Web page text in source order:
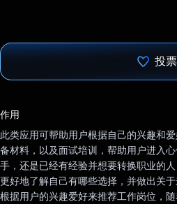
投票
作用
此类应用可帮助用户根据自己的兴趣和
备材料，以及面试培训，帮助用户进入
手，还是已经有经验并想要转换职业的
更好地了解自己有哪些选择，并做出关
根据用户的兴趣爱好来推荐工作岗位，